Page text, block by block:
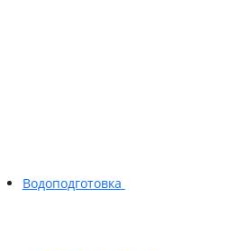
Водоподготовка